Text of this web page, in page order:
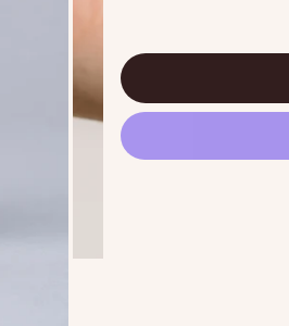
"page" for "項目に移動する {{
"page" for "項目に移動する {{
"page" for "項目に移動する {{